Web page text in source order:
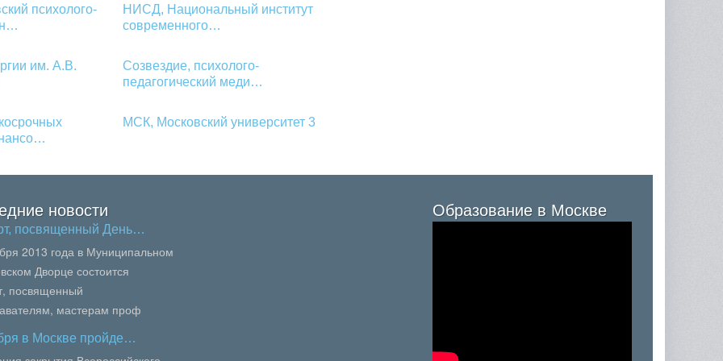
психолого-
НИСД, Национальный институт
современного…
им. А.В.
Созвездие, психолого-
педагогический меди…
МСК, Московский университет 3
новости
посвященный День…
2013 года в Муниципальном
Дворце состоится
посвященный
мастерам проф
педагогам колледжей и
сей...
в Москве пройде…
Образование в Москве